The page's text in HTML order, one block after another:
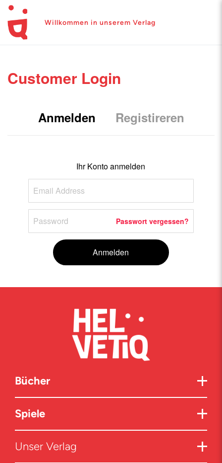
Willkommen in unserem Verlag
Customer Login
Anmelden Registireren
Ihr Konto anmelden
Passwort vergessen?
Anmelden
Bücher
Spiele
Unser Verlag